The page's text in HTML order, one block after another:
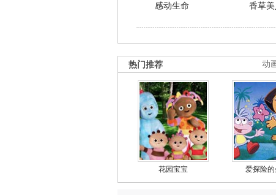
感动生命 香草美
动
热门推荐
花园宝宝 爱探险